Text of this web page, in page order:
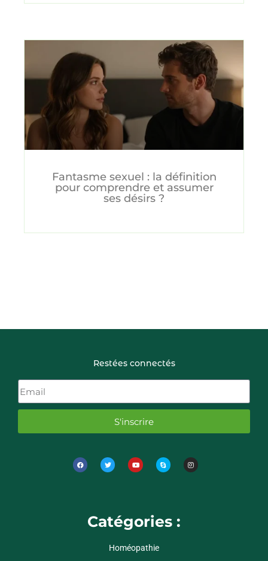
Fantasme sexuel : la définition
pour comprendre et assumer
ses désirs ?
Restées connectés
S'inscrire
Catégories :
Homéopathie